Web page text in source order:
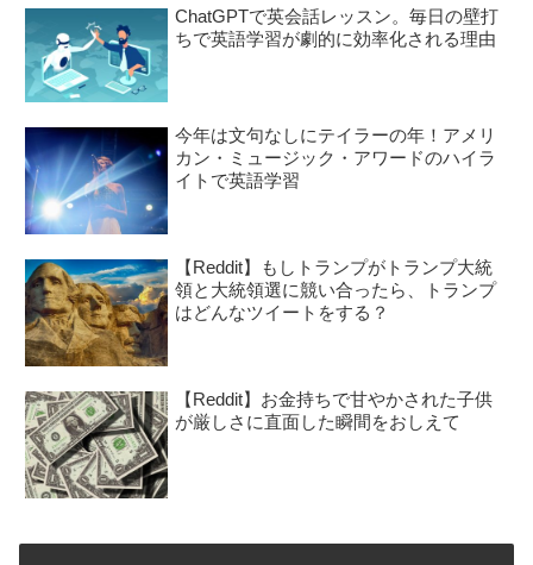
ChatGPTで英会話レッスン。毎日の壁打
ちで英語学習が劇的に効率化される理由
今年は文句なしにテイラーの年！アメリ
カン・ミュージック・アワードのハイラ
イトで英語学習
【Reddit】もしトランプがトランプ大統
領と大統領選に競い合ったら、トランプ
はどんなツイートをする？
【Reddit】お金持ちで甘やかされた子供
が厳しさに直面した瞬間をおしえて